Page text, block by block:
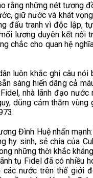
rằng những nét tương
giữ nước và khát
đấu tranh vì độc lập,
lương duyên kết nối
chắc cho quan hệ
luôn khắc ghi câu
sàng hiến dâng cả
nhà lãnh đạo
dũng cảm thăm vùng
Đình Huệ nhấn
hy sinh, sẻ chia của
những thời khắc
tụ Fidel đã có nhiều
các nước trên thế giới